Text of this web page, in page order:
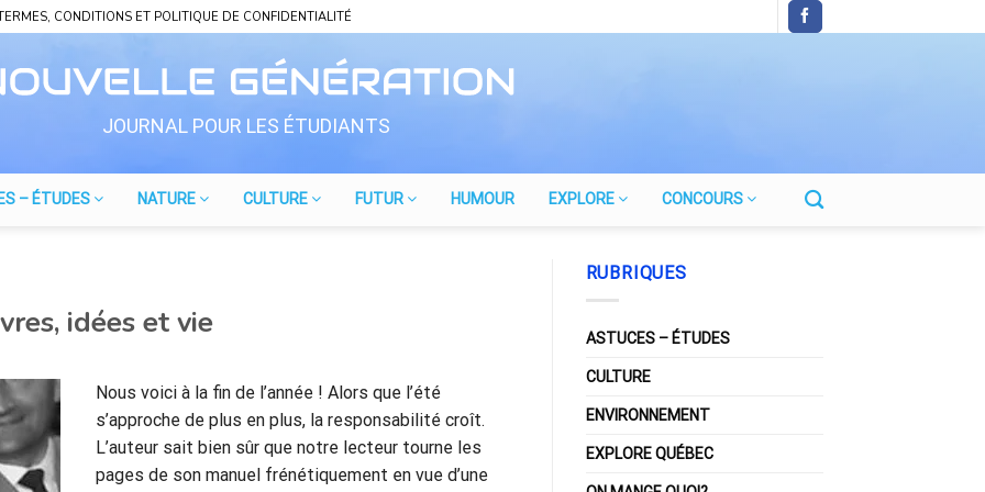
CONDITIONS ET POLITIQUE DE CONFIDENTIALITÉ
JOURNAL POUR LES ÉTUDIANTS
– ÉTUDES NATURE CULTURE FUTUR HUMOUR EXPLORE CONCOURS
idées et vie
Nous voici à la fin de l’année ! Alors que l’été
s’approche de plus en plus, la responsabilité croît.
L’auteur sait bien sûr que notre lecteur tourne les
pages de son manuel frénétiquement en vue d’une
RUBRIQUES
ASTUCES – ÉTUDES
CULTURE
ENVIRONNEMENT
EXPLORE QUÉBEC